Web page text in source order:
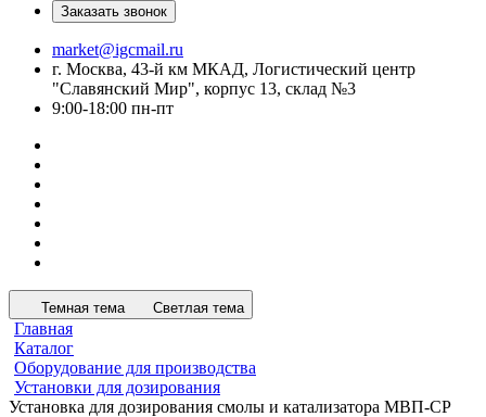
Заказать звонок
market@igcmail.ru
г. Москва, 43-й км МКАД, Логистический центр
"Славянский Мир", корпус 13, склад №3
9:00-18:00 пн-пт
Темная тема Светлая тема
Главная
Каталог
Оборудование для производства
Установки для дозирования
Установка для дозирования смолы и катализатора МВП-СР